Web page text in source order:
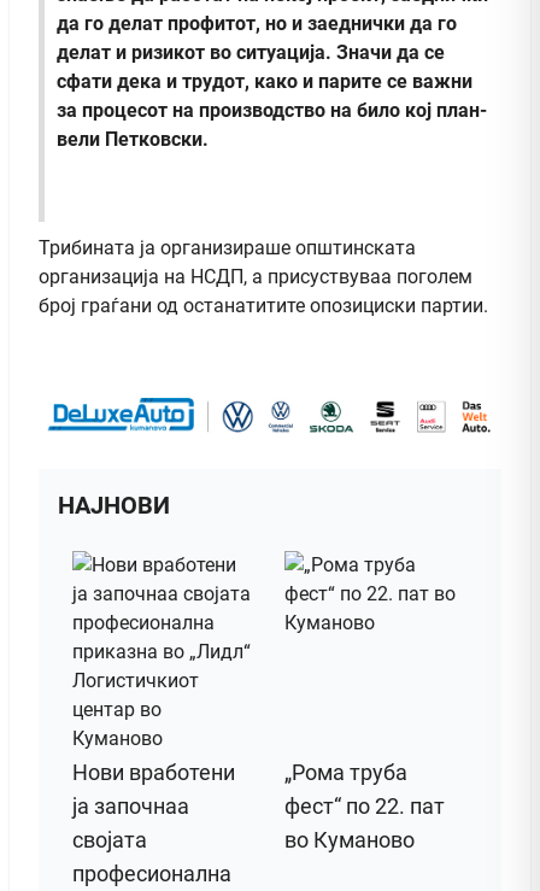
да го делат профитот, но и заеднички да го
делат и ризикот во ситуација. Значи да се
сфати дека и трудот, како и парите се важни
за процесот на производство на било кој план-
вели Петковски.
Трибината ја организираше општинската
организација на НСДП, а присуствуваа поголем
број граѓани од останатитите опозициски партии.
НАЈНОВИ
Нови вработени
ја започнаа
својата
професионална
„Рома труба
фест“ по 22. пат
во Куманово